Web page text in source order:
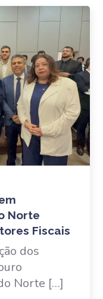
Norte
Fiscais
dos
Norte […]